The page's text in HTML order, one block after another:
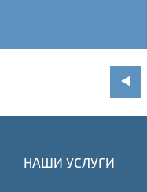
НАШИ УСЛУГИ